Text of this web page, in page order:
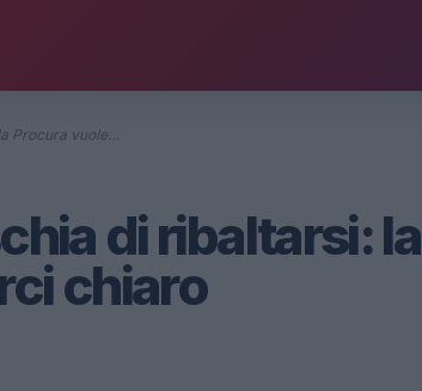
Procura vuole…
di ribaltarsi: la
chiaro